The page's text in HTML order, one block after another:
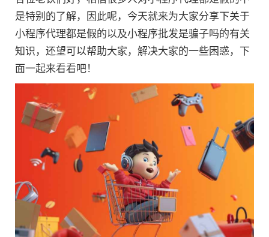
是特别的了解，因此呢，今天就来为大家分享下关于
小程序代理都是假的以及小程序批发是骗子吗的有关
知识，还望可以帮助大家，解决大家的一些困惑，下
面一起来看看吧！